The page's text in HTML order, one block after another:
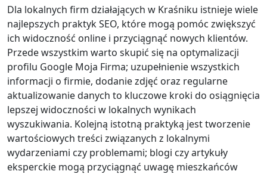
Dla lokalnych firm działających w Kraśniku istnieje wiele
najlepszych praktyk SEO, które mogą pomóc zwiększyć
ich widoczność online i przyciągnąć nowych klientów.
Przede wszystkim warto skupić się na optymalizacji
profilu Google Moja Firma; uzupełnienie wszystkich
informacji o firmie, dodanie zdjęć oraz regularne
aktualizowanie danych to kluczowe kroki do osiągnięcia
lepszej widoczności w lokalnych wynikach
wyszukiwania. Kolejną istotną praktyką jest tworzenie
wartościowych treści związanych z lokalnymi
wydarzeniami czy problemami; blogi czy artykuły
eksperckie mogą przyciągnąć uwagę mieszkańców